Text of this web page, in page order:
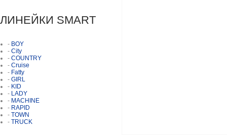
ЛИНЕЙКИ SMART
- BOY
- City
- COUNTRY
- Cruise
- Fatty
- GIRL
- KID
- LADY
- MACHINE
- RAPID
- TOWN
- TRUCK